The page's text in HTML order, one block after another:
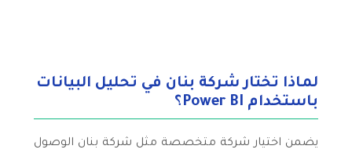
لماذا تختار شركة بنان في تحليل البيانات
باستخدام Power BI؟
يضمن اختيار شركة متخصصة مثل شركة بنان الوصول